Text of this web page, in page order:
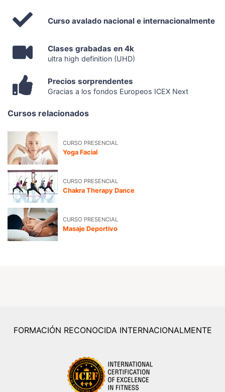
Curso avalado nacional e internacionalmente
Clases grabadas en 4k
ultra high definition (UHD)
Precios sorprendentes
Gracias a los fondos Europeos ICEX Next
Cursos relacionados
CURSO PRESENCIAL
Yoga Facial
CURSO PRESENCIAL
Chakra Therapy Dance
CURSO PRESENCIAL
Masaje Deportivo
FORMACIÓN RECONOCIDA INTERNACIONALMENTE